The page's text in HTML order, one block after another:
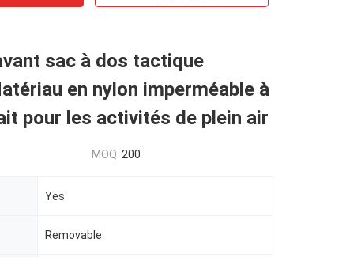
sac à dos tactique
en nylon imperméable à
pour les activités de plein air
MOQ: 200
Yes
Removable